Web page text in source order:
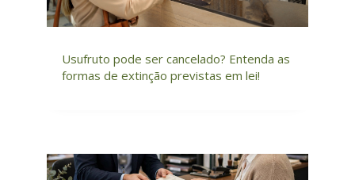
Usufruto pode ser cancelado? Entenda as
formas de extinção previstas em lei!